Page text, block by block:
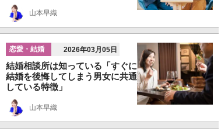
山本早織
恋愛・結婚 2026年03月05日
結婚相談所は知っている「すぐに
結婚を後悔してしまう男女に共通
している特徴」
山本早織